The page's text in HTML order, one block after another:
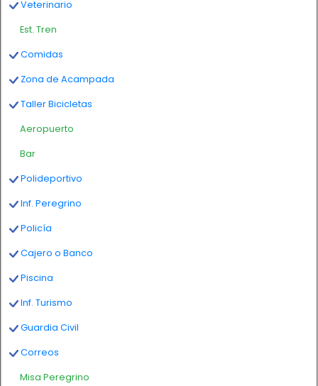
Veterinario
Est. Tren
Comidas
Zona de Acampada
Taller Bicicletas
Aeropuerto
Bar
Polideportivo
Inf. Peregrino
Policía
Cajero o Banco
Piscina
Inf. Turismo
Guardia Civil
Correos
Misa Peregrino